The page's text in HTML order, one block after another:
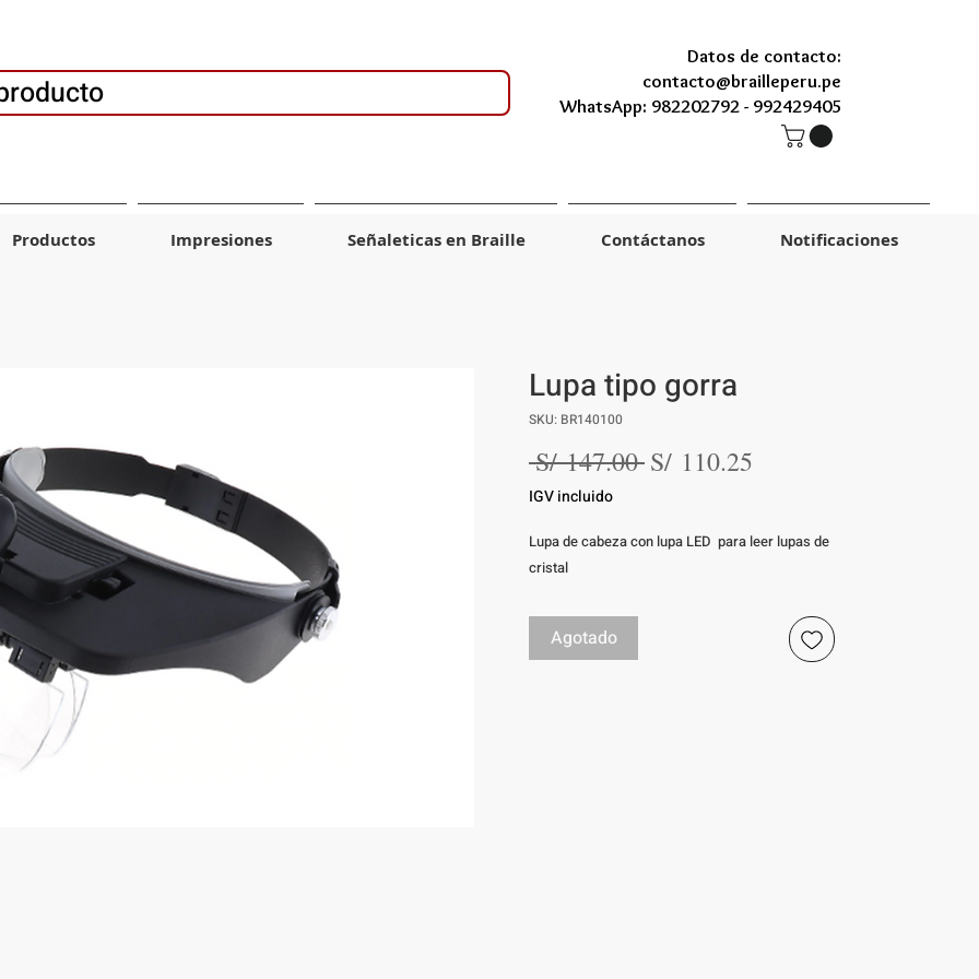
Datos de contacto:
contacto@brailleperu.pe
WhatsApp: 982202792 - 992429405
Productos Impresiones Señaleticas en Braille Contáctanos Notificaciones
Lupa tipo gorra
SKU: BR140100
S/ 147.00 Precio
S/ 110.25
IGV incluido
Lupa de cabeza con lupa LED para leer lupas de
cristal
Agotado